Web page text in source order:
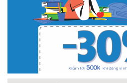
thành phố trên thế giới. Tại Việt Nam,
toàn quốc đang triển khai hoặc khởi
minh. Vi...
# 23.06.2018 | 15:37
Hội thảo về sàn bê tông chất
Chí Minh
Hội thảo “Sàn bê tông chất lượng cao –
& Mỹ và các vấn đề áp dụng tại Việt